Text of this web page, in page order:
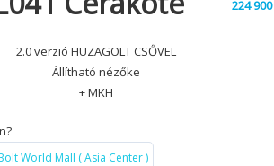
224 900
2.0 verzió HUZAGOLT CSŐVEL
Állítható nézőke
+ MKH
World Mall ( Asia Center )